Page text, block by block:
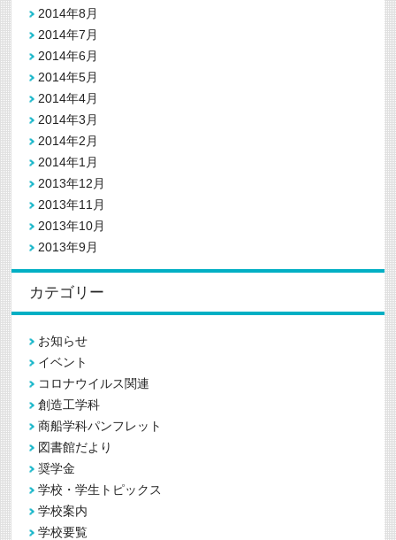
2014年8月
2014年7月
2014年6月
2014年5月
2014年4月
2014年3月
2014年2月
2014年1月
2013年12月
2013年11月
2013年10月
2013年9月
カテゴリー
お知らせ
イベント
コロナウイルス関連
創造工学科
商船学科パンフレット
図書館だより
奨学金
学校・学生トピックス
学校案内
学校要覧